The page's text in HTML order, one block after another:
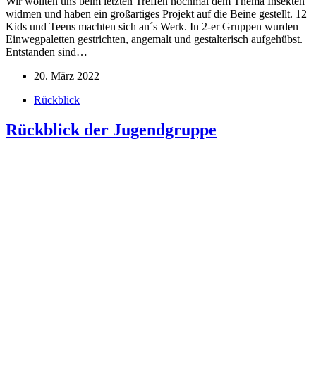
widmen und haben ein großartiges Projekt auf die Beine gestellt. 12
Kids und Teens machten sich an´s Werk. In 2-er Gruppen wurden
Einwegpaletten gestrichten, angemalt und gestalterisch aufgehübst.
Entstanden sind…
20. März 2022
Rückblick
Rückblick der Jugendgruppe